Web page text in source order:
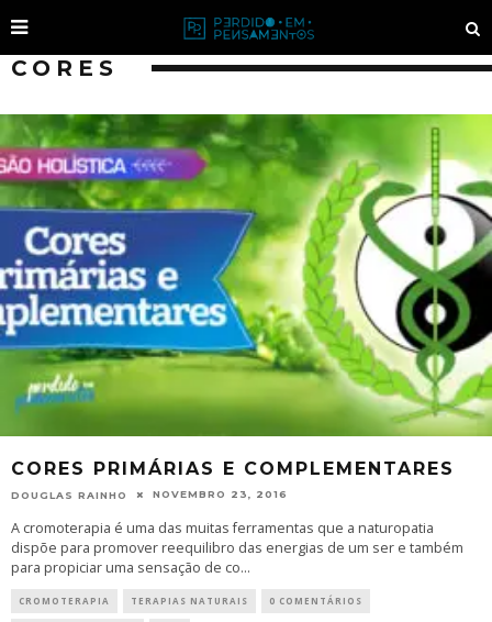
CORES
CORES PRIMÁRIAS E COMPLEMENTARES
DOUGLAS RAINHO NOVEMBRO 23, 2016
A cromoterapia é uma das muitas ferramentas que a naturopatia
dispõe para promover reequilibro das energias de um ser e também
para propiciar uma sensação de co...
CROMOTERAPIA TERAPIAS NATURAIS 0 COMENTÁRIOS